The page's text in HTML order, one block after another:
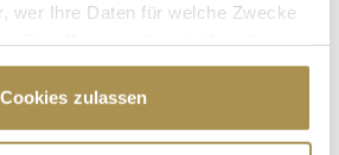
wer Ihre Daten für welche Zwecke
durch Klicken auf das Privacy
oder widerrufen
Cookies zulassen